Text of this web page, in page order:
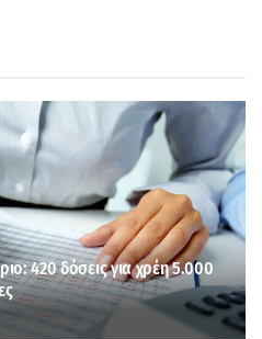
420 δόσεις για χρέη 5.000